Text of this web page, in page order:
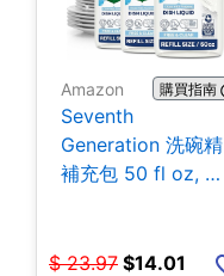
Amazon 購買指南
Seventh
Generation 洗碗精
補充包 50 fl oz, 3
$ 23.97 $14.01